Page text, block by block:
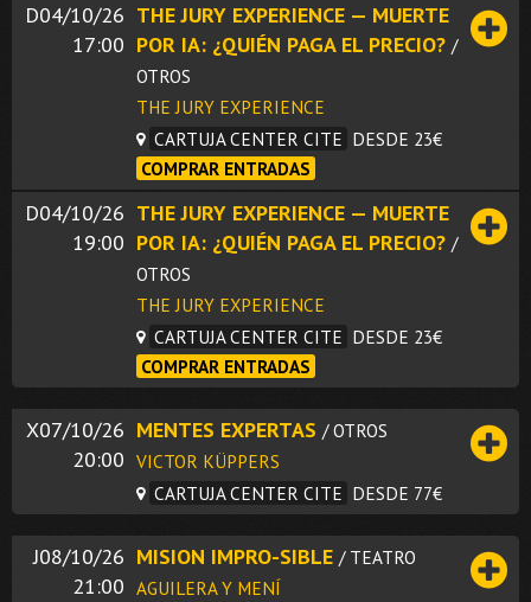
D04/10/26
17:00
THE JURY EXPERIENCE — MUERTE
POR IA: ¿QUIÉN PAGA EL PRECIO? /
OTROS
THE JURY EXPERIENCE
CARTUJA CENTER CITE DESDE 23€
COMPRAR ENTRADAS
D04/10/26
19:00
THE JURY EXPERIENCE — MUERTE
POR IA: ¿QUIÉN PAGA EL PRECIO? /
OTROS
THE JURY EXPERIENCE
CARTUJA CENTER CITE DESDE 23€
COMPRAR ENTRADAS
X07/10/26
20:00
MENTES EXPERTAS / OTROS
VICTOR KÜPPERS
CARTUJA CENTER CITE DESDE 77€
J08/10/26
21:00
MISION IMPRO-SIBLE / TEATRO
AGUILERA Y MENÍ